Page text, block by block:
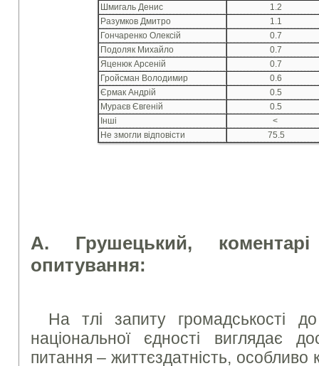
Шмигаль Денис
1.2
Разумков Дмитро
1.1
Гончаренко Олексій
0.7
Подоляк Михайло
0.7
Яценюк Арсеній
0.7
Гройсман Володимир
0.6
Єрмак Андрій
0.5
Мураєв Євгеній
0.5
Інші
<
Не змогли відповісти
75.5
А. Грушецький,
опитування:
На тлі запиту громадськості
національної єдності виглядає
питання – життєздатність,